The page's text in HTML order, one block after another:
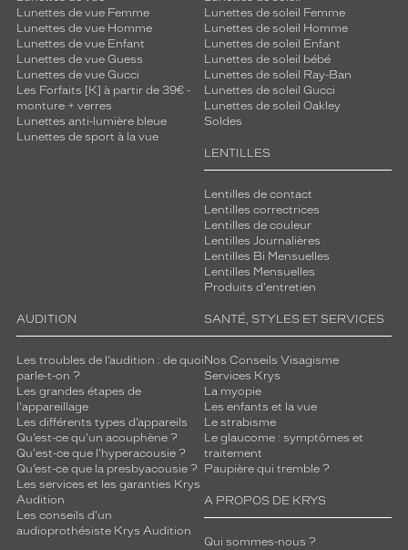
Lunettes de vue Femme
Lunettes de vue Homme
Lunettes de vue Enfant
Lunettes de vue Guess
Lunettes de vue Gucci
Les Forfaits [K] à partir de 39€ -
monture + verres
Lunettes anti-lumière bleue
Lunettes de sport à la vue
Lunettes de soleil Femme
Lunettes de soleil Homme
Lunettes de soleil Enfant
Lunettes de soleil bébé
Lunettes de soleil Ray-Ban
Lunettes de soleil Gucci
Lunettes de soleil Oakley
Soldes
LENTILLES
Lentilles de contact
Lentilles correctrices
Lentilles de couleur
Lentilles Journalières
Lentilles Bi Mensuelles
Lentilles Mensuelles
Produits d'entretien
AUDITION
Les troubles de l’audition : de quoi
parle-t-on ?
Les grandes étapes de
l'appareillage
Les différents types d’appareils
Qu’est-ce qu'un acouphène ?
Qu'est-ce que l'hyperacousie ?
Qu’est-ce que la presbyacousie ?
Les services et les garanties Krys
Audition
Les conseils d'un
audioprothésiste Krys Audition
SANTÉ, STYLES ET SERVICES
Nos Conseils Visagisme
Services Krys
La myopie
Les enfants et la vue
Le strabisme
Le glaucome : symptômes et
traitement
Paupière qui tremble ?
A PROPOS DE KRYS
Qui sommes-nous ?